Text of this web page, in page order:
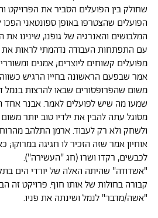
שחולק בין הפועלים הסביר את הפרויקט
הפועלים שהצטרפו באופן ספונטאני
המלבושים והאנרגיה של גופנו, שינינו
עם התפתחות העבודה נדהמתי לראות
מפועלים קשוחים ליוצרים; אמנים
אמר שבפעם הראשונה בחייו הרגיש כשווה
משום שהפרופסורים שבאו להרצות בנמל
שמעו מה שיש לפועלים לאמר. אבנר
מסוגל עתה להבין את ילדיו טוב יותר
ולשחק ולא רק לעבוד. ארמן התלהב
אוחיון אמר שזה הזכיר לו חגיגה
לכבשים, רקדו ושרו (חג "העשירה").
"אשדודה" שהיתה האלה של יורדי הים
קבורה בחולות של אותו חוף. פרויקט זה
"אשה/מדבר" לנמל ושינתה את פניו.